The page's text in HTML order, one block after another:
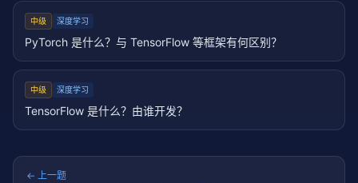
中级 深度学习
PyTorch 是什么？与 TensorFlow 等框架有何区别？
中级 深度学习
TensorFlow 是什么？由谁开发？
← 上一题